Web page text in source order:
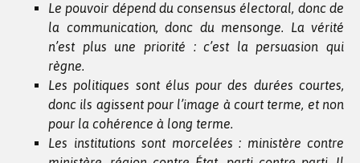
Le pouvoir dépend du consensus électoral, donc de
la communication, donc du mensonge. La vérité
n’est plus une priorité : c’est la persuasion qui
règne.
Les politiques sont élus pour des durées courtes,
donc ils agissent pour l’image à court terme, et non
pour la cohérence à long terme.
Les institutions sont morcelées : ministère contre